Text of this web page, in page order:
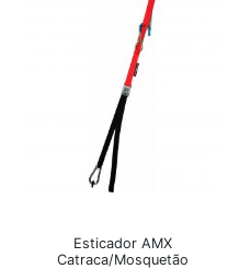
Esticador AMX
Catraca/Mosquetão